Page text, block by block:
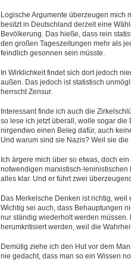
Logische Argumente überzeugen mich
besitzt in Deutschland derzeit eine
Bevölkerung. Das hieße, dass rein
den großen Tageszeitungen mehr als
feindlich gesonnen sein müsste.
In Wirklichkeit findet sich dort jedoch
außen. Das jedoch ist statistisch
herrscht Zensur.
Interessant finde ich auch die
so lese ich jetzt überall, wolle sogar
nirgendwo einen Beleg dafür, auch
Und warum sind sie Nazis? Weil sie
Ich ärgere mich über so etwas, doch
notwendigen marxistisch-
alles klar. Und er führt zwei
Das Merkelsche Denken ist richtig, weil
Wichtig sei auch, dass Behauptungen
nur ständig wiederholt werden
herumkritisiert werden, weil die
Demütig ziehe ich den Hut vor dem
nie gedacht, dass man so ein Wissen